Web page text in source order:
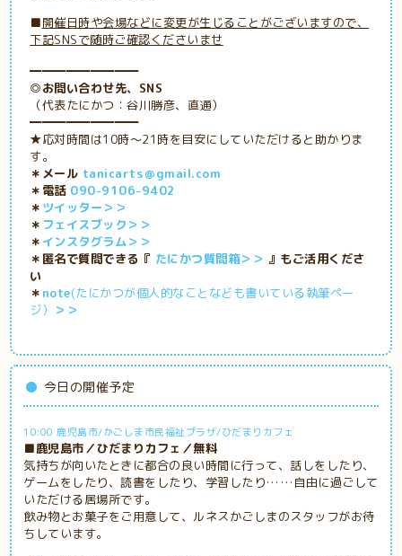
■開催日時や会場などに変更が生じることがございますので、
下記SNSで随時ご確認くださいませ
━━━━━━━━━
◎お問い合わせ先、SNS
（代表たにかつ：谷川勝彦、直通）
━━━━━━━━━
★応対時間は10時～21時を目安にしていただけると助かりま
す。
＊メール tanicarts＠gmail.com
＊電話 090-9106-9402
＊ ツイッター＞＞
＊ フェイスブック＞＞
＊ インスタグラム＞＞
＊匿名で質問できる『 たにかつ質問箱＞＞ 』もご活用くださ
い
＊ note(たにかつが個人的なことなども書いている執筆ペー
ジ）
＞＞
今日の開催予定
10:00 鹿児島市/かごしま市民福祉プラザ/ひだまりカフェ
■鹿児島市／ひだまりカフェ／無料
気持ちが向いたときに都合の良い時間に行って、話しをしたり、
ゲームをしたり、読書をしたり、学習したり……自由に過ごして
いただける居場所です。
飲み物とお菓子をご用意して、ルネスかごしまのスタッフがお待
ちしています。